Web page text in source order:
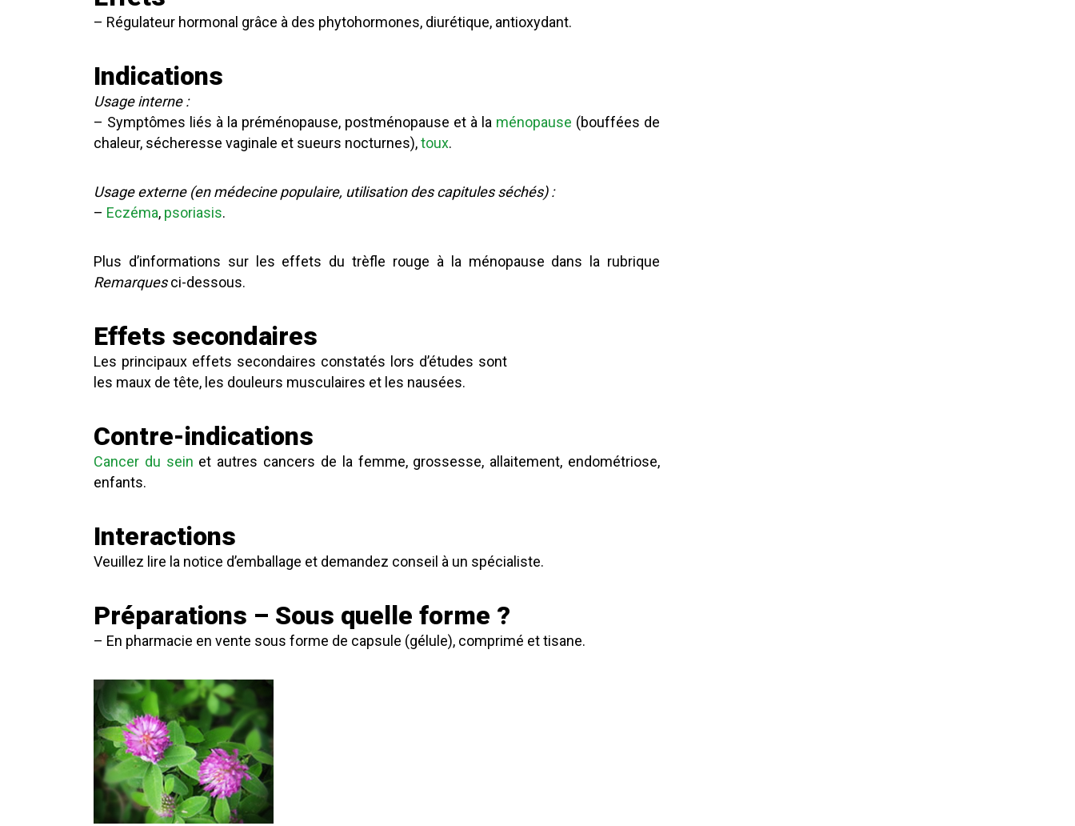
– Régulateur hormonal grâce à des phytohormones, diurétique, antioxydant.
Indications
Usage interne :
– Symptômes liés à la préménopause, postménopause et à la ménopause (bouffées de
chaleur, sécheresse vaginale et sueurs nocturnes),toux.
Usage externe (en médecine populaire, utilisation des capitules séchés) :
– Eczéma, psoriasis.
Plus d’informations sur les effets du trèfle rouge à la ménopause dans la rubrique
Remarquesci-dessous.
Effets secondaires
Les principaux effets secondaires constatés lors d’études sont
les maux de tête, les douleurs musculaires et les nausées.
Contre-indications
Cancer du sein et autres cancers de la femme, grossesse, allaitement, endométriose,
enfants.
Interactions
Veuillez lire la notice d’emballage et demandez conseil à un spécialiste.
Préparations – Sous quelle forme ?
– En pharmacie en vente sous forme de capsule (gélule), comprimé et tisane.